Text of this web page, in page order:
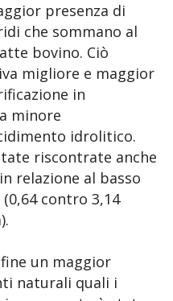
presenza di
che sommano al
bovino. Ciò
migliore e maggior
in
minore
idrolitico.
riscontrate anche
relazione al basso
contro 3,14
un maggior
naturali quali i